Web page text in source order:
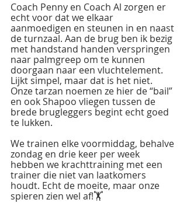
Coach Penny en Coach Al zorgen er
echt voor dat we elkaar
aanmoedigen en steunen in en naast
de turnzaal. Aan de brug ben ik bezig
met handstand handen verspringen
naar palmgreep om te kunnen
doorgaan naar een vluchtelement.
Lijkt simpel, maar dat is het niet.
Onze tarzan noemen ze hier de “bail”
en ook Shapoo vliegen tussen de
brede brugleggers begint echt goed
te lukken.
We trainen elke voormiddag, behalve
zondag en drie keer per week
hebben we krachttraining met een
trainer die niet van laatkomers
houdt. Echt de moeite, maar onze
spieren zien wel af!🏋